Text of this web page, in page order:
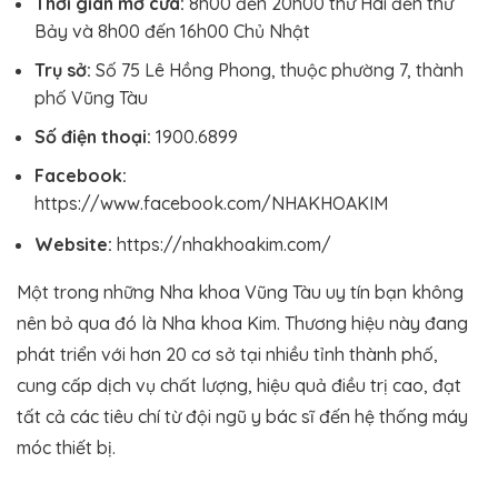
Bảy và 8h00 đến 16h00 Chủ Nhật
Trụ sở: Số 75 Lê Hồng Phong, thuộc phường 7, thành
phố Vũng Tàu
Số điện thoại: 1900.6899
Facebook:
https://www.facebook.com/NHAKHOAKIM
Website: https://nhakhoakim.com/
Một trong những Nha khoa Vũng Tàu uy tín bạn không
nên bỏ qua đó là Nha khoa Kim. Thương hiệu này đang
phát triển với hơn 20 cơ sở tại nhiều tỉnh thành phố,
cung cấp dịch vụ chất lượng, hiệu quả điều trị cao, đạt
tất cả các tiêu chí từ đội ngũ y bác sĩ đến hệ thống máy
móc thiết bị.